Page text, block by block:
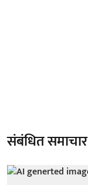
संबंधित समाचार